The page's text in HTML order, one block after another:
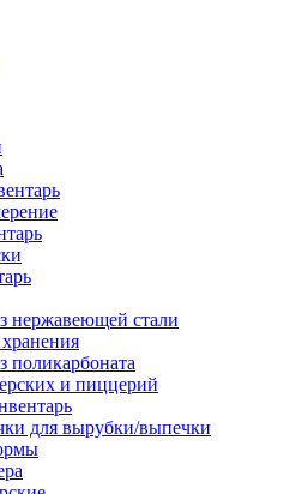
нержавеющей стали
поликарбоната
и пиццерий
для вырубки/выпечки